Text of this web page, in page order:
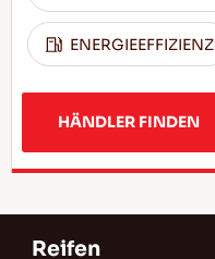
ENERGIEEFFIZIENZ
HÄNDLER FINDEN
Reifen